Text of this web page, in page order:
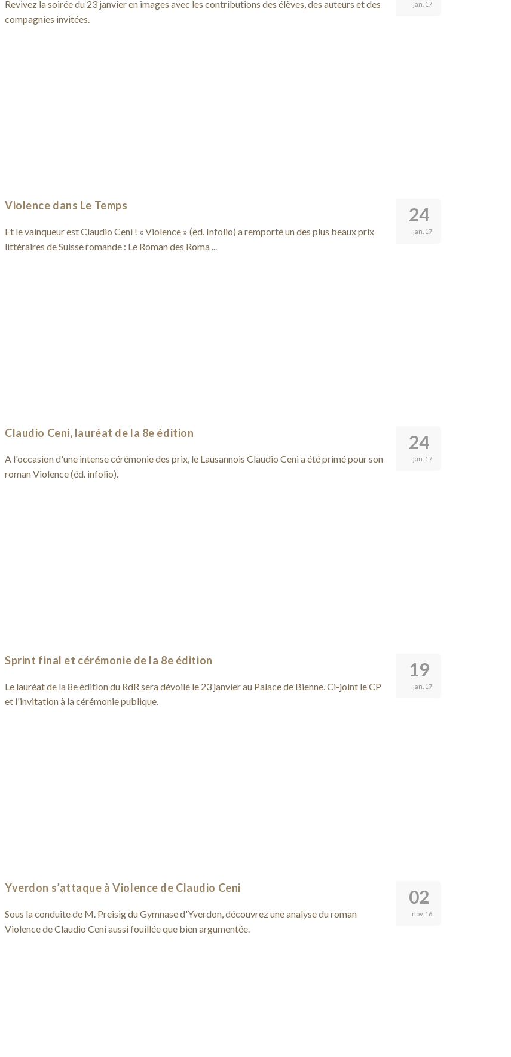
jan. 17
Revivez la soirée du 23 janvier en images avec les contributions des élèves, des auteurs et des
compagnies invitées.
24
jan. 17
Violence dans Le Temps
Et le vainqueur est Claudio Ceni ! « Violence » (éd. Infolio) a remporté un des plus beaux prix
littéraires de Suisse romande : Le Roman des Roma ...
24
jan. 17
Claudio Ceni, lauréat de la 8e édition
A l'occasion d'une intense cérémonie des prix, le Lausannois Claudio Ceni a été primé pour son
roman Violence (éd. infolio).
19
jan. 17
Sprint final et cérémonie de la 8e édition
Le lauréat de la 8e édition du RdR sera dévoilé le 23 janvier au Palace de Bienne. Ci-joint le CP
et l'invitation à la cérémonie publique.
02
nov. 16
Yverdon s’attaque à Violence de Claudio Ceni
Sous la conduite de M. Preisig du Gymnase d'Yverdon, découvrez une analyse du roman
Violence de Claudio Ceni aussi fouillée que bien argumentée.